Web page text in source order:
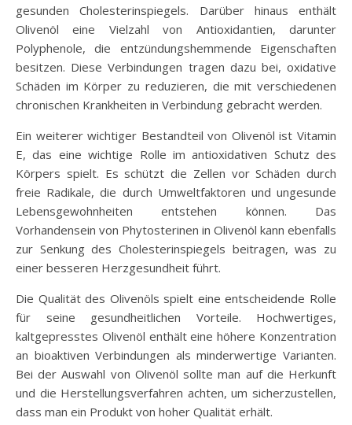
gesunden Cholesterinspiegels. Darüber hinaus enthält
Olivenöl eine Vielzahl von Antioxidantien, darunter
Polyphenole, die entzündungshemmende Eigenschaften
besitzen. Diese Verbindungen tragen dazu bei, oxidative
Schäden im Körper zu reduzieren, die mit verschiedenen
chronischen Krankheiten in Verbindung gebracht werden.
Ein weiterer wichtiger Bestandteil von Olivenöl ist Vitamin
E, das eine wichtige Rolle im antioxidativen Schutz des
Körpers spielt. Es schützt die Zellen vor Schäden durch
freie Radikale, die durch Umweltfaktoren und ungesunde
Lebensgewohnheiten entstehen können. Das
Vorhandensein von Phytosterinen in Olivenöl kann ebenfalls
zur Senkung des Cholesterinspiegels beitragen, was zu
einer besseren Herzgesundheit führt.
Die Qualität des Olivenöls spielt eine entscheidende Rolle
für seine gesundheitlichen Vorteile. Hochwertiges,
kaltgepresstes Olivenöl enthält eine höhere Konzentration
an bioaktiven Verbindungen als minderwertige Varianten.
Bei der Auswahl von Olivenöl sollte man auf die Herkunft
und die Herstellungsverfahren achten, um sicherzustellen,
dass man ein Produkt von hoher Qualität erhält.